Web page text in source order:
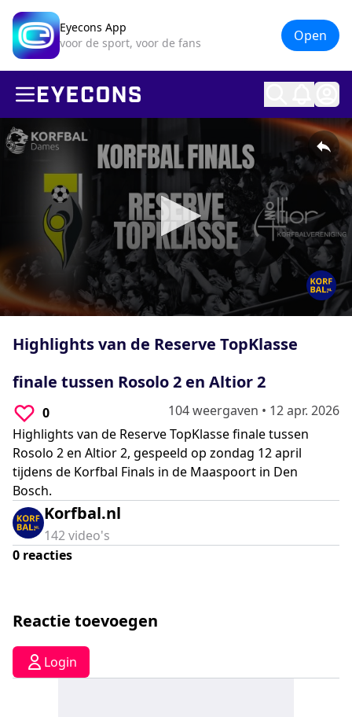
Eyecons App
voor de sport, voor de fans
Open
Highlights van de Reserve TopKlasse
finale tussen Rosolo 2 en Altior 2
0 104 weergaven • 12 apr. 2026
Highlights van de Reserve TopKlasse finale tussen
Rosolo 2 en Altior 2, gespeeld op zondag 12 april
tijdens de Korfbal Finals in de Maaspoort in Den
Bosch.
Korfbal.nl
142video's
0 reacties
Reactie toevoegen
Login